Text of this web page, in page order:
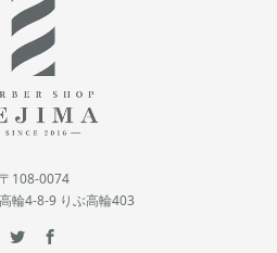
〒108-0074
輪4-8-9 りぶ高輪403